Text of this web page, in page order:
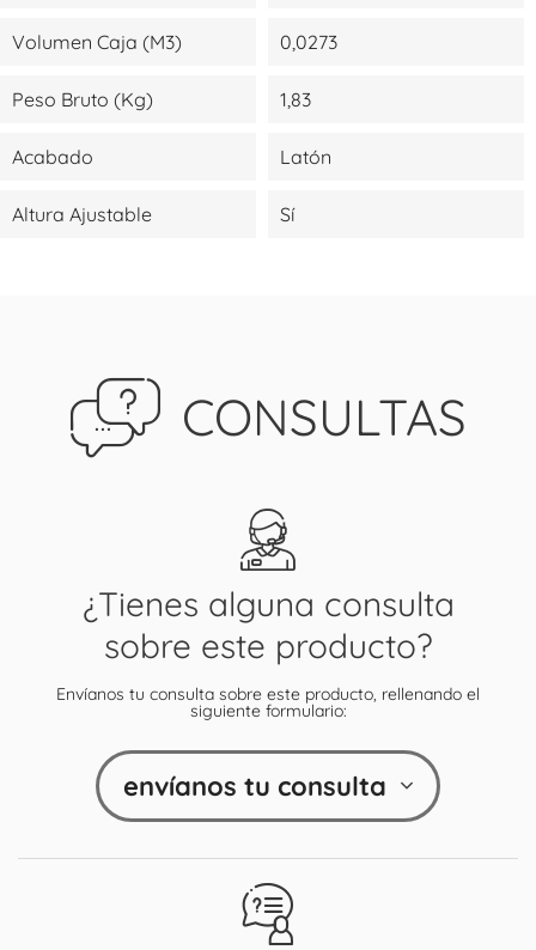
Volumen Caja (m3) 0,0273
Peso Bruto (kg) 1,83
Acabado Latón
Altura Ajustable Sí
CONSULTAS
¿Tienes alguna consulta
sobre este producto?
Envíanos tu consulta sobre este producto, rellenando el
siguiente formulario:
envíanos tu consulta